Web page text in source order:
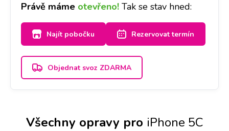
Právě máme otevřeno! Tak se stav hned:
Najít pobočku Rezervovat termín
Objednat svoz ZDARMA
Všechny opravy pro iPhone 5C